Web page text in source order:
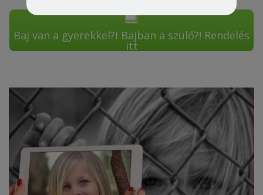
Baj van a gyerekkel?I Bajban a szülő?! Rendelés
itt